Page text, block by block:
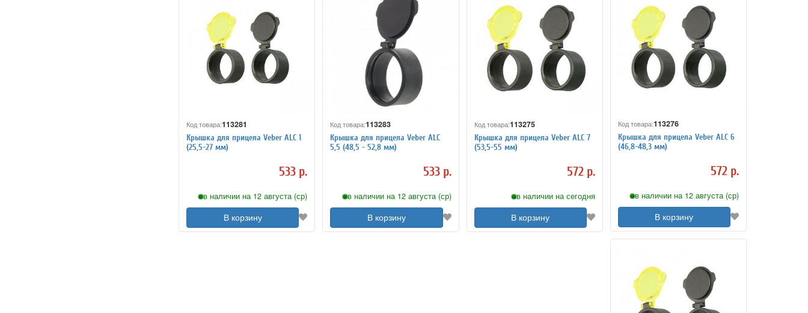
Код товара:113281
Крышка для прицела Veber ALC 1
(25,5-27 мм)
533 р.
в наличии на 12 августа (ср)
В корзину
Код товара:113283
Крышка для прицела Veber ALC
5,5 (48,5 - 52,8 мм)
533 р.
в наличии на 12 августа (ср)
В корзину
Код товара:113275
Крышка для прицела Veber ALC 7
(53,5-55 мм)
572 р.
в наличии на сегодня
В корзину
Код товара:113276
Крышка для прицела Veber ALC 6
(46,8-48,3 мм)
572 р.
в наличии на 12 августа (ср)
В корзину